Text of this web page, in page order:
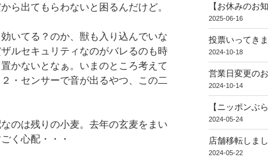
ら出てもらわないと困るんだけど。
いてる？のか、獣も入り込んでいな
ルセキュリティなのがバレるのも時
かないとなぁ。いまのところ考えて
・センサーで音が出るやつ、この二
のは残りの小麦。去年の玄麦をまい
く心配・・・
【お休みのお
2025-06-16
投票いってき
2024-10-18
営業日変更の
2024-10-14
【ニッポンぶ
2024-05-24
店舗移転しま
2024-05-22